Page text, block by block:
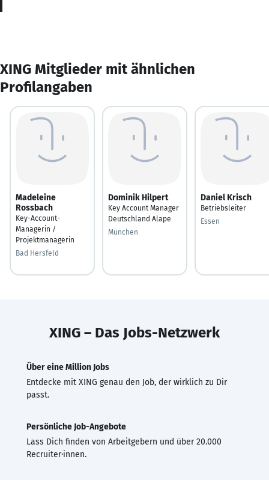
XING Mitglieder mit ähnlichen
Profilangaben
Madeleine
Rossbach
Key-Account-
Managerin /
Projektmanagerin
Bad Hersfeld
Dominik Hilpert
Key Account Manager
Deutschland Alape
München
Daniel Krisch
Betriebsleiter
Essen
XING – Das Jobs-Netzwerk
Über eine Million Jobs
Entdecke mit XING genau den Job, der wirklich zu Dir
passt.
Persönliche Job-Angebote
Lass Dich finden von Arbeitgebern und über 20.000
Recruiter·innen.